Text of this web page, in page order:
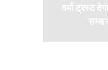
वर्मा ट्रस्ट